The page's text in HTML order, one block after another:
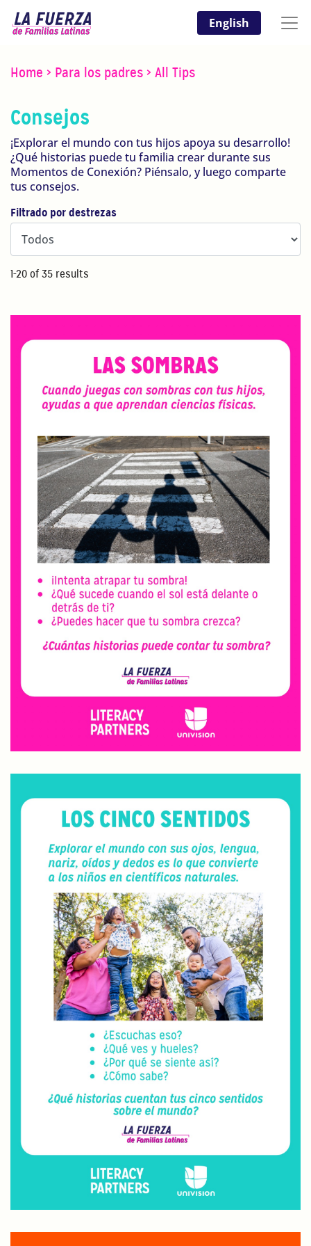
English
Home > Para los padres > All Tips
Consejos
¡Explorar el mundo con tus hijos apoya su desarrollo!
¿Qué historias puede tu familia crear durante sus
Momentos de Conexión? Piénsalo, y luego comparte
tus consejos.
Filtrado por destrezas
1-20 of 35 results